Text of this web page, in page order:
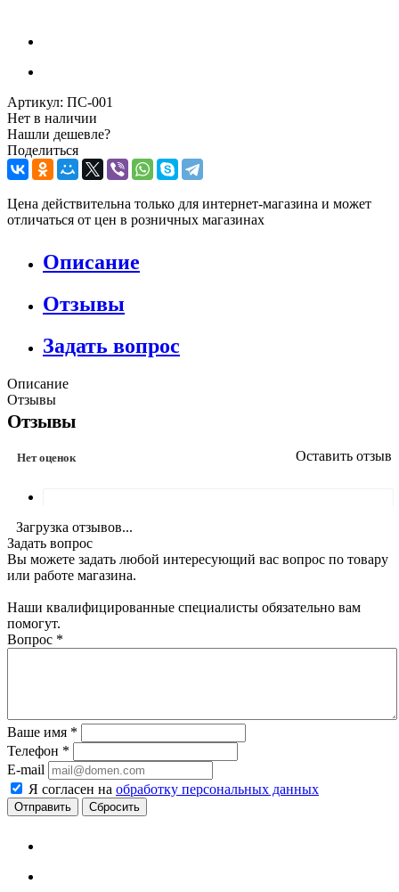
Артикул: ПС-001
Нет в наличии
Нашли дешевле?
Поделиться
Цена действительна только для интернет-магазина и может
отличаться от цен в розничных магазинах
Описание
Отзывы
Задать вопрос
Описание
Отзывы
Отзывы
Нет оценок Оставить отзыв
Загрузка отзывов...
Задать вопрос
Вы можете задать любой интересующий вас вопрос по товару
или работе магазина.
Наши квалифицированные специалисты обязательно вам
помогут.
Вопрос *
Ваше имя *
Телефон *
E-mail
Я согласен на обработку персональных данных
Сбросить